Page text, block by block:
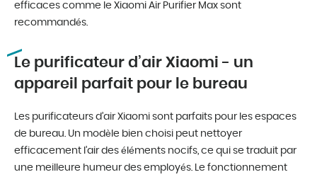
efficaces comme le Xiaomi Air Purifier Max sont
recommandés.
Le purificateur d’air Xiaomi - un
appareil parfait pour le bureau
Les purificateurs d’air Xiaomi sont parfaits pour les espaces
de bureau. Un modèle bien choisi peut nettoyer
efficacement l’air des éléments nocifs, ce qui se traduit par
une meilleure humeur des employés. Le fonctionnement